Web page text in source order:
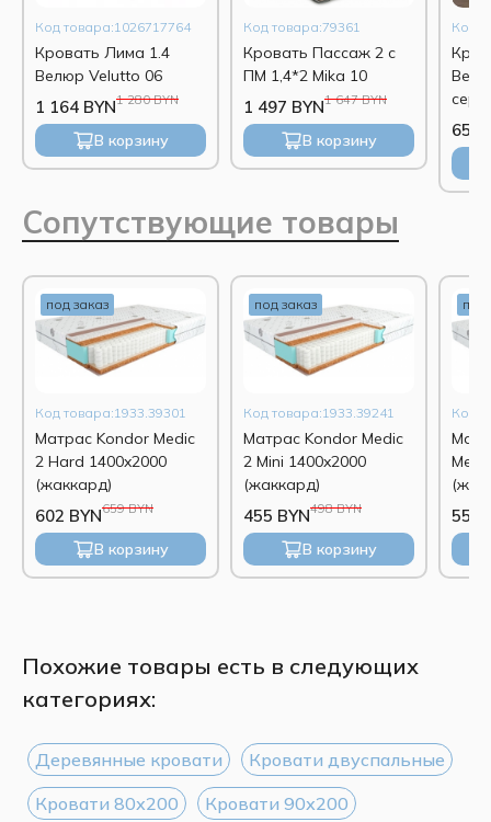
Код товара:1026717764
Кровать Лима 1.4
Велюр Velutto 06
1 280 BYN
1 164 BYN
В корзину
Код товара:79361
Кровать Пассаж 2 с
ПМ 1,4*2 Mika 10
1 647 BYN
1 497 BYN
В корзину
Код
653
Сопутствующие товары
под заказ
Код товара:1933.39301
Матрас Kondor Medic
2 Hard 1400x2000
(жаккард)
659 BYN
602 BYN
В корзину
под заказ
Код товара:1933.39241
Матрас Kondor Medic
2 Mini 1400x2000
(жаккард)
498 BYN
455 BYN
В корзину
под
Код
552
Похожие товары есть в следующих
категориях:
Деревянные кровати
Кровати двуспальные
Кровати 80х200
Кровати 90х200